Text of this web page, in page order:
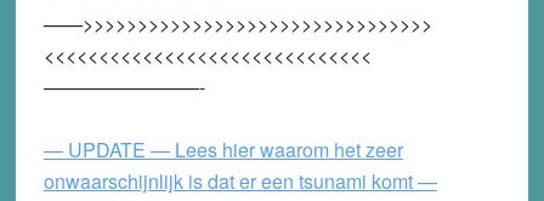
——>>>>>>>>>>>>>>>>>>>>>>>>>>>>>>>>
<<<<<<<<<<<<<<<<<<<<<<<<<<<<<<
————————-
— UPDATE — Lees hier waarom het zeer
onwaarschijnlijk is dat er een tsunami komt —